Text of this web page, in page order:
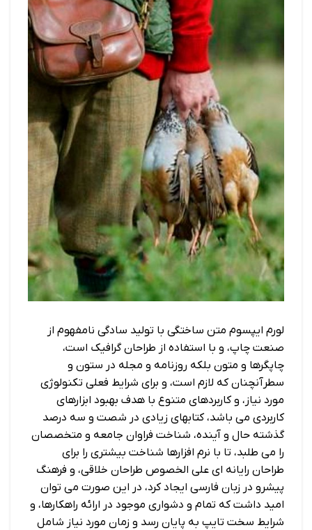
لورم ایپسوم متن ساختگی با تولید سادگی نامفهوم از
صنعت چاپ، و با استفاده از طراحان گرافیک است،
چاپگرها و متون بلکه روزنامه و مجله در ستون و
سطرآنچنان که لازم است، و برای شرایط فعلی تکنولوژی
مورد نیاز، و کاربردهای متنوع با هدف بهبود ابزارهای
کاربردی می باشد، کتابهای زیادی در شصت و سه درصد
گذشته حال و آینده، شناخت فراوان جامعه و متخصصان
را می طلبد، تا با نرم افزارها شناخت بیشتری را برای
طراحان رایانه ای علی الخصوص طراحان خلاقی، و فرهنگ
پیشرو در زبان فارسی ایجاد کرد، در این صورت می توان
امید داشت که تمام و دشواری موجود در ارائه راهکارها، و
شرایط سخت تایپ به پایان رسد و زمان مورد نیاز شامل